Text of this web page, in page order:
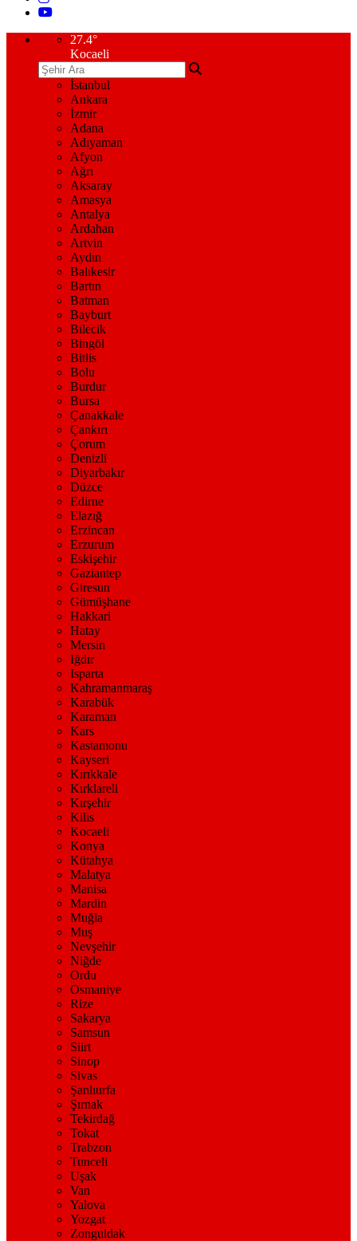
27.4°
Kocaeli
İstanbul
Ankara
İzmir
Adana
Adıyaman
Afyon
Ağrı
Aksaray
Amasya
Antalya
Ardahan
Artvin
Aydın
Balıkesir
Bartın
Batman
Bayburt
Bilecik
Bingöl
Bitlis
Bolu
Burdur
Bursa
Çanakkale
Çankırı
Çorum
Denizli
Diyarbakır
Düzce
Edirne
Elazığ
Erzincan
Erzurum
Eskişehir
Gaziantep
Giresun
Gümüşhane
Hakkari
Hatay
Mersin
Iğdır
Isparta
Kahramanmaraş
Karabük
Karaman
Kars
Kastamonu
Kayseri
Kırıkkale
Kırklareli
Kırşehir
Kilis
Kocaeli
Konya
Kütahya
Malatya
Manisa
Mardin
Muğla
Muş
Nevşehir
Niğde
Ordu
Osmaniye
Rize
Sakarya
Samsun
Siirt
Sinop
Sivas
Şanlıurfa
Şırnak
Tekirdağ
Tokat
Trabzon
Tunceli
Uşak
Van
Yalova
Yozgat
Zonguldak